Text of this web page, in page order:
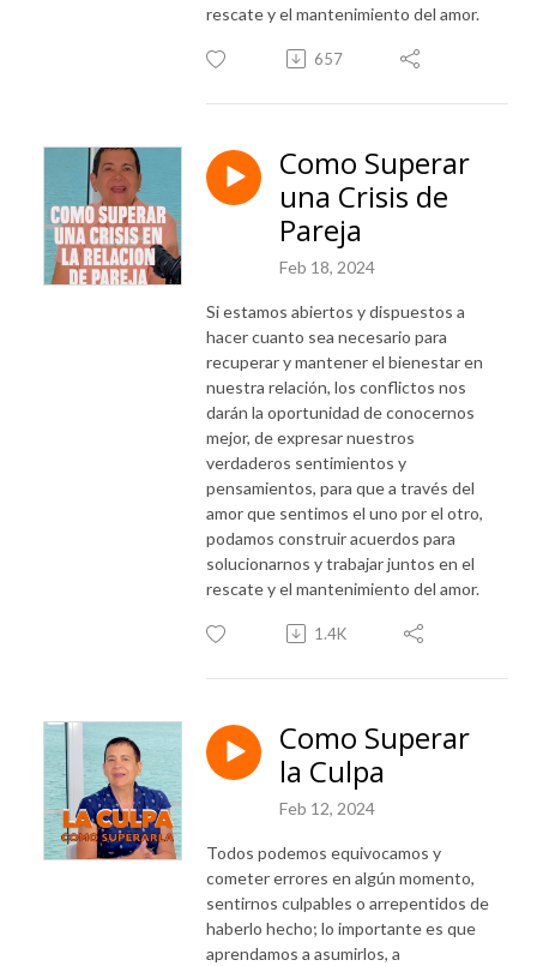
rescate y el mantenimiento del amor.
657
Como Superar
una Crisis de
Pareja
Feb 18, 2024
Si estamos abiertos y dispuestos a
hacer cuanto sea necesario para
recuperar y mantener el bienestar en
nuestra relación, los conflictos nos
darán la oportunidad de conocernos
mejor, de expresar nuestros
verdaderos sentimientos y
pensamientos, para que a través del
amor que sentimos el uno por el otro,
podamos construir acuerdos para
solucionarnos y trabajar juntos en el
rescate y el mantenimiento del amor.
1.4K
Como Superar
la Culpa
Feb 12, 2024
Todos podemos equivocamos y
cometer errores en algún momento,
sentirnos culpables o arrepentidos de
haberlo hecho; lo importante es que
aprendamos a asumirlos, a